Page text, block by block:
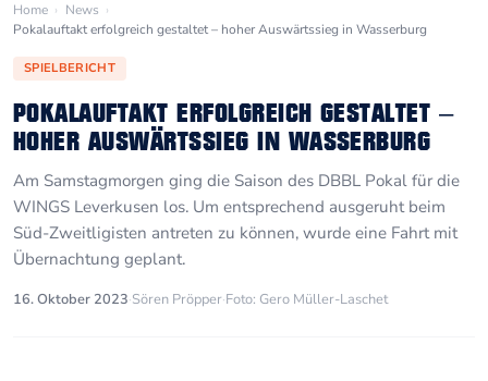
Home › News ›
Pokalauftakt erfolgreich gestaltet – hoher Auswärtssieg in Wasserburg
SPIELBERICHT
POKALAUFTAKT ERFOLGREICH GESTALTET –
HOHER AUSWÄRTSSIEG IN WASSERBURG
Am Samstagmorgen ging die Saison des DBBL Pokal für die
WINGS Leverkusen los. Um entsprechend ausgeruht beim
Süd-Zweitligisten antreten zu können, wurde eine Fahrt mit
Übernachtung geplant.
16. Oktober 2023·Sören Pröpper·Foto: Gero Müller-Laschet